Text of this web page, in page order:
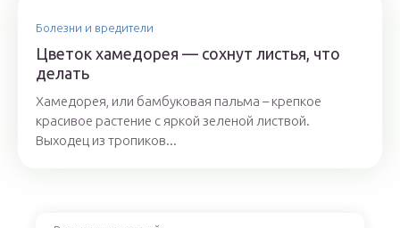
Болезни и вредители
Цветок хамедорея — сохнут листья, что
делать
Хамедорея, или бамбуковая пальма – крепкое
красивое растение с яркой зеленой листвой.
Выходец из тропиков...